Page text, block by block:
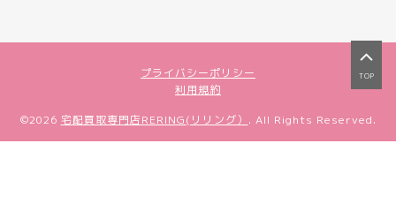
プライバシーポリシー
利用規約
TOP
©2026 宅配買取専門店RERING(リリング） . All Rights Reserved.